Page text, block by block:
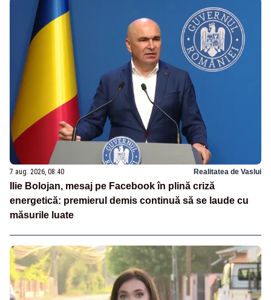
7 aug. 2026, 08:40 Realitatea de Vaslui
Ilie Bolojan, mesaj pe Facebook în plină criză
energetică: premierul demis continuă să se laude cu
măsurile luate